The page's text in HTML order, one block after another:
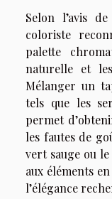
Selon l’avis
coloriste
palette
naturelle et
Mélanger un
tels que les
permet
les fautes de
vert sauge ou
aux éléments
l’élégance